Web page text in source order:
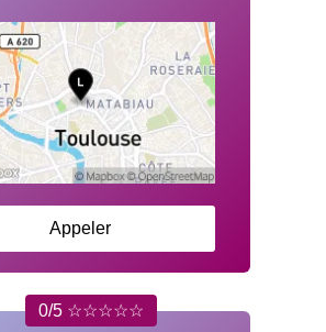
Appeler
0/5 ☆☆☆☆☆